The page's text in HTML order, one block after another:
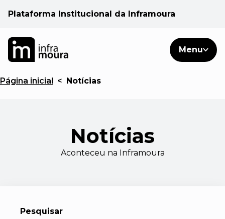
Plataforma Institucional da Inframoura
Menu
Pesquisar
Áreas de atuação
PT
Página inicial < Notícias
Notícias
Aconteceu na Inframoura
Pesquisar